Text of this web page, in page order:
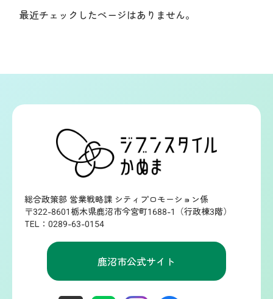
最近チェックしたページはありません。
総合政策部 営業戦略課 シティプロモーション係
〒322-8601栃木県鹿沼市今宮町1688-1（行政棟3階）
TEL：0289-63-0154
鹿沼市公式サイト